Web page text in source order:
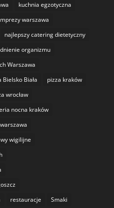
kuchnia egzotyczna
warszawa
najlepszy catering dietetyczny
organizmu
Warszawa
Bielsko Biała
pizza kraków
wrocław
nocna kraków
wigilijne
restauracje Smaki